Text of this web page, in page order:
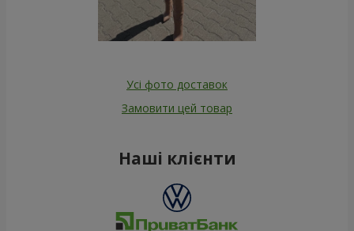
Усі фото доставок
Замовити цей товар
Наші клієнти